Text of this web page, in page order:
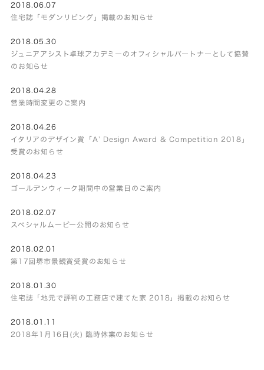
2018.06.07
住宅誌「モダンリビング」掲載のお知らせ
2018.05.30
ジュニアアシスト卓球アカデミーのオフィシャルパートナーとして協賛
のお知らせ
2018.04.28
営業時間変更のご案内
2018.04.26
イタリアのデザイン賞「A’ Design Award & Competition 2018」
受賞のお知らせ
2018.04.23
ゴールデンウィーク期間中の営業日のご案内
2018.02.07
スペシャルムービー公開のお知らせ
2018.02.01
第17回堺市景観賞受賞のお知らせ
2018.01.30
住宅誌「地元で評判の工務店で建てた家 2018」掲載のお知らせ
2018.01.11
2018年1月16日(火) 臨時休業のお知らせ